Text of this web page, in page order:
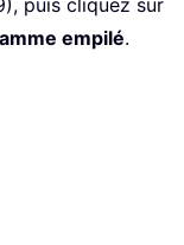
empilé.